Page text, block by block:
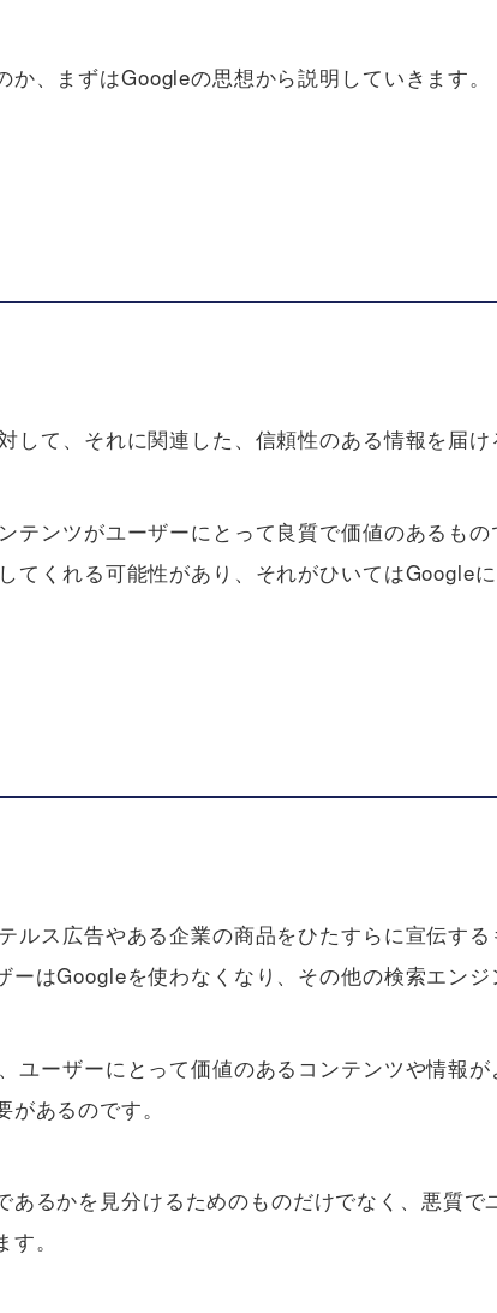
、まずはGoogleの思想から説明していきます。
て、それに関連した、信頼性のある情報を届け
ンツがユーザーにとって良質で価値のあるもの
くれる可能性があり、それがひいてはGoogleに
ルス広告やある企業の商品をひたすらに宣伝す
はGoogleを使わなくなり、その他の検索エンジ
ユーザーにとって価値のあるコンテンツや情報
あるのです。
るかを見分けるためのものだけでなく、悪質
。